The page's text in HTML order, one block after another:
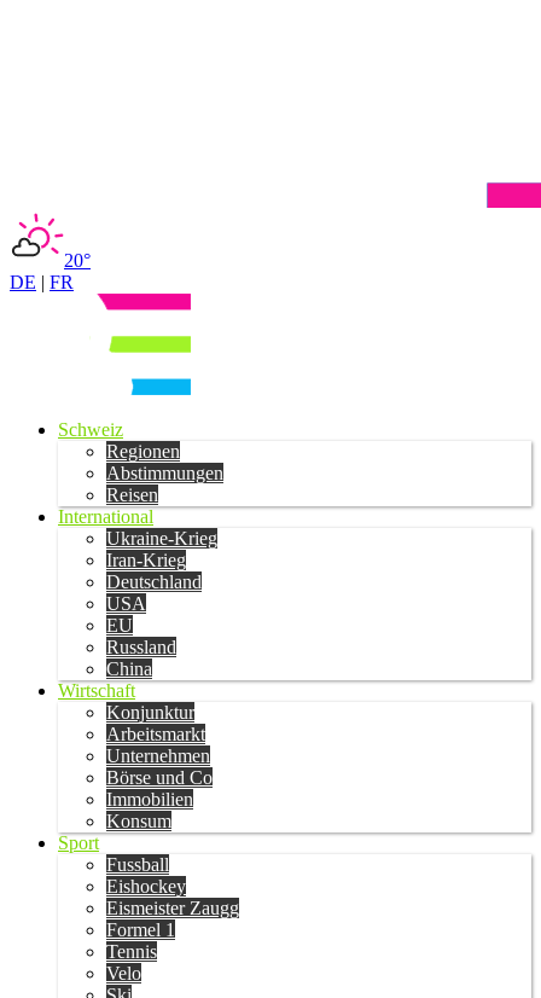
20°
DE | FR
Schweiz
Regionen
Abstimmungen
Reisen
International
Ukraine-Krieg
Iran-Krieg
Deutschland
USA
EU
Russland
China
Wirtschaft
Konjunktur
Arbeitsmarkt
Unternehmen
Börse und Co
Immobilien
Konsum
Sport
Fussball
Eishockey
Eismeister Zaugg
Formel 1
Tennis
Velo